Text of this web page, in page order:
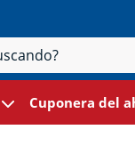
Cuponera del